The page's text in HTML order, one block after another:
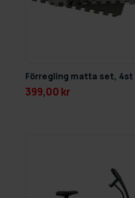
Förregling matta set, 4st
399,00 kr